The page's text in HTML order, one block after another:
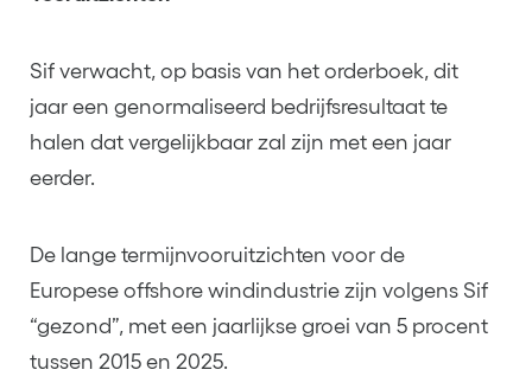
Sif verwacht, op basis van het orderboek, dit
jaar een genormaliseerd bedrijfsresultaat te
halen dat vergelijkbaar zal zijn met een jaar
eerder.
De lange termijnvooruitzichten voor de
Europese offshore windindustrie zijn volgens Sif
“gezond”, met een jaarlijkse groei van 5 procent
tussen 2015 en 2025.